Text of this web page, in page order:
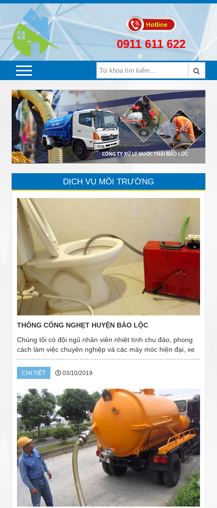
0911 611 622
DỊCH VỤ MÔI TRƯỜNG
THÔNG CỐNG NGHẸT HUYỆN BẢO LỘC
Chúng tôi có đội ngũ nhân viên nhiệt tình chu đáo, phong
cách làm việc chuyên nghiệp và các máy móc hiện đại, xe
chở chuyên dùng. Chúng tôi đảm bảo mang đến cho khách
hàng những dịch vụ thông cầu cống...
CHI TIẾT 03/10/2019